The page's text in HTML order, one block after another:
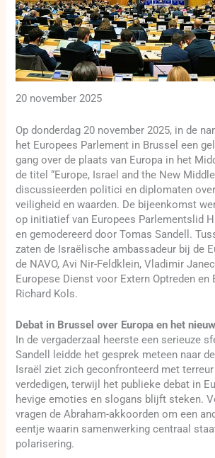
20 november 2025
Op donderdag 20 november 2025, in de
het Europees Parlement in Brussel een
gang over de plaats van Europa in het
de titel “Europe, Israel and the New
discussieerden politici en diplomaten
veiligheid en waarden. De bijeenkomst
op initiatief van Europees Parlementslid
en gemodereerd door Tomas Sandell.
zaten de Israëlische ambassadeur bij de
de NAVO, Avi Nir-Feldklein, Vladimir
Europese Dienst voor Extern Optreden en
Richard Kols.
Debat in Brussel over Europa en het
In de vergaderzaal heerste een serieuze
Sandell leidde het gesprek meteen naar
Israël ziet zich geconfronteerd met
verdedigen, terwijl het publieke debat in
hevige emoties en slogans blijft steken.
vragen de Abraham-akkoorden om een
eentje waarin samenwerking centraal
polarisering.